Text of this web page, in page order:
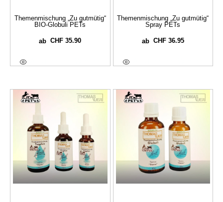
Themenmischung „Zu gutmütig“
BIO-Globuli PETs
abCHF 35.90
Themenmischung „Zu gutmütig“
Spray PETs
ab CHF36.95